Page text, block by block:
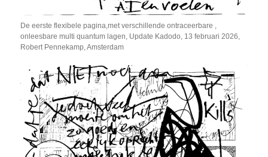
De eerste flexibele pagina,met verschillende ontraceerbare ,
onleesbare multi quantum lagen, Update Kadodo, 13 februari 2026,
Robert Pennekamp, Amsterdam